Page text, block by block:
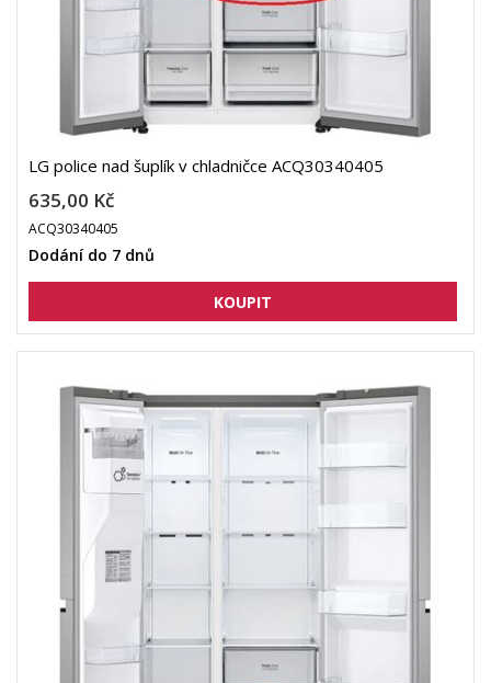
LG police nad šuplík v chladničce ACQ30340405
635,00 Kč
ACQ30340405
Dodání do 7 dnů